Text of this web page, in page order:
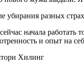
убирания разных
начала
и опыт на